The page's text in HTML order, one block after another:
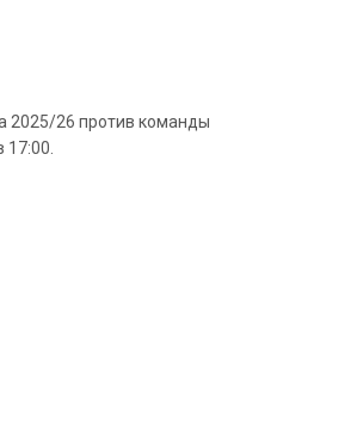
2025/26 против команды
17:00.